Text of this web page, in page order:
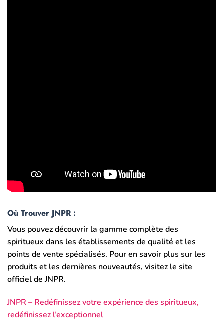
Où Trouver JNPR :
Vous pouvez découvrir la gamme complète des
spiritueux dans les établissements de qualité et les
points de vente spécialisés. Pour en savoir plus sur les
produits et les dernières nouveautés, visitez le site
officiel de JNPR.
JNPR – Redéfinissez votre expérience des spiritueux,
redéfinissez l’exceptionnel